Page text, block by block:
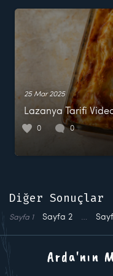
25 Mar 2025
Lazanya Tarifi
0 0
Diğer Sonuçlar
Sayfa 1 Sayfa 2 …
Arda'nın